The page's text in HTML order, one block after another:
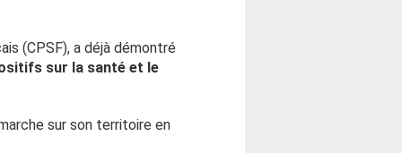
(CPSF), a déjà démontré
sur la santé et le
sur son territoire en